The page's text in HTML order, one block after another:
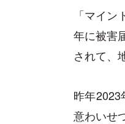
「マイ
年に被害
されて、
昨年
意わいせ